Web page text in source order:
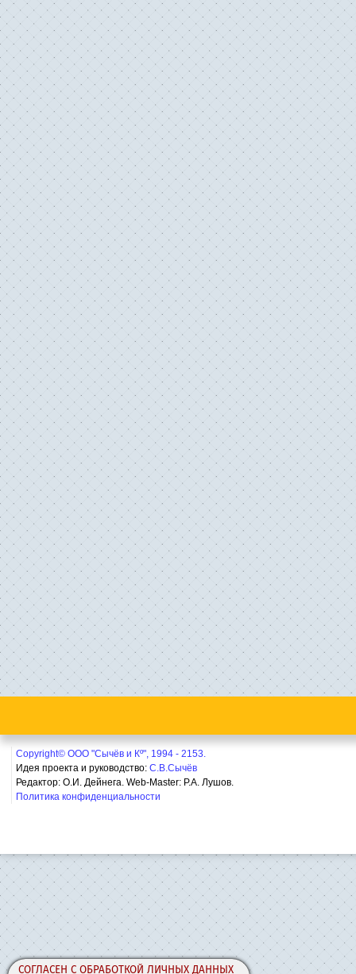
СОГЛАСЕН С ОБРАБОТКОЙ ЛИЧНЫХ ДАННЫХ
Copyright© ООО "Сычёв и Кº", 1994 - 2153.
Идея проекта и руководство: С.В.Сычёв
Редактор: О.И. Дейнега. Web-Master: Р.А. Лушов.
Политика конфиденциальности